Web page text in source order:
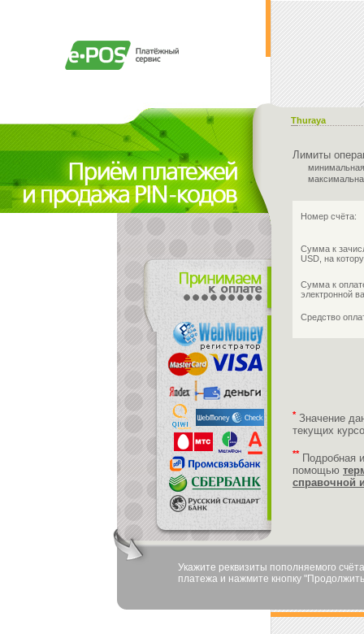
Thuraya
Лимиты
Номер счёта:
Сумма к
USD, на
Сумма к
электронной
Средство
* Значение
текущих
** Подробная
помощью
справочной
Укажите реквизиты пополняемого
платежа и нажмите кнопку